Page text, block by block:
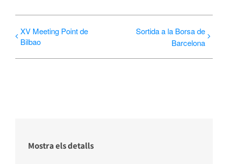
XV Meeting Point de
Bilbao
Sortida a la Borsa de
Barcelona
Mostra els detalls